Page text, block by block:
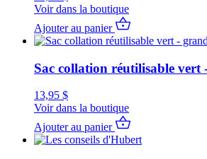
Voir dans la boutique
Ajouter au panier
Sac collation réutilisable vert
13,95 $
Voir dans la boutique
Ajouter au panier